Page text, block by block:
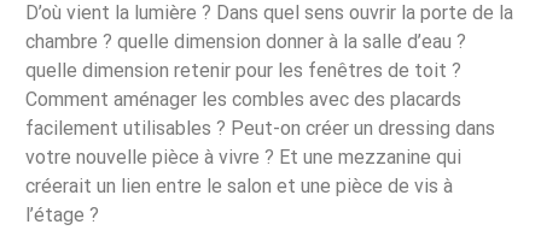
D’où vient la lumière ? Dans quel sens ouvrir la porte de la
chambre ? quelle dimension donner à la salle d’eau ?
quelle dimension retenir pour les fenêtres de toit ?
Comment aménager les combles avec des placards
facilement utilisables ? Peut-on créer un dressing dans
votre nouvelle pièce à vivre ? Et une mezzanine qui
créerait un lien entre le salon et une pièce de vis à
l’étage ?